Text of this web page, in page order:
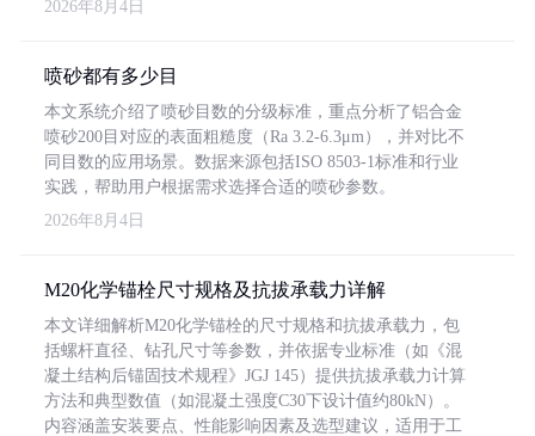
2026年8月4日
喷砂都有多少目
本文系统介绍了喷砂目数的分级标准，重点分析了铝合金
喷砂200目对应的表面粗糙度（Ra 3.2-6.3μm），并对比不
同目数的应用场景。数据来源包括ISO 8503-1标准和行业
实践，帮助用户根据需求选择合适的喷砂参数。
2026年8月4日
M20化学锚栓尺寸规格及抗拔承载力详解
本文详细解析M20化学锚栓的尺寸规格和抗拔承载力，包
括螺杆直径、钻孔尺寸等参数，并依据专业标准（如《混
凝土结构后锚固技术规程》JGJ 145）提供抗拔承载力计算
方法和典型数值（如混凝土强度C30下设计值约80kN）。
内容涵盖安装要点、性能影响因素及选型建议，适用于工